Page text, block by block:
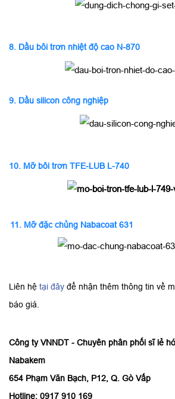
8. Dầu bôi trơn nhiệt độ cao N-870
9. Dầu silicon công nghiệp
10. Mỡ bôi trơn TFE-LUB L-740
11. Mỡ đặc chủng Nabacoat 631
Liên hệ tại đây để nhận thêm thông tin về
báo giá.
Công ty VNNDT - Chuyên phân phối sĩ lẻ
Nabakem
654 Phạm Văn Bạch, P12, Q. Gò Vấp
Hotline: 0917 910 169